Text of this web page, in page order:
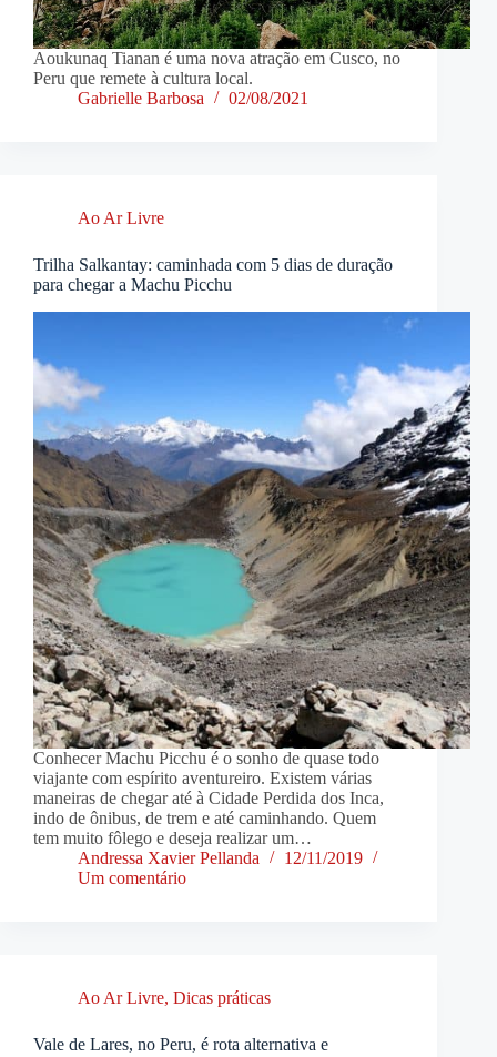
Aoukunaq Tianan é uma nova atração em Cusco, no
Peru que remete à cultura local.
Gabrielle Barbosa
02/08/2021
Ao Ar Livre
Trilha Salkantay: caminhada com 5 dias de duração
para chegar a Machu Picchu
Conhecer Machu Picchu é o sonho de quase todo
viajante com espírito aventureiro. Existem várias
maneiras de chegar até à Cidade Perdida dos Inca,
indo de ônibus, de trem e até caminhando. Quem
tem muito fôlego e deseja realizar um…
Andressa Xavier Pellanda
12/11/2019
Um comentário
Ao Ar Livre, Dicas práticas
Vale de Lares, no Peru, é rota alternativa e